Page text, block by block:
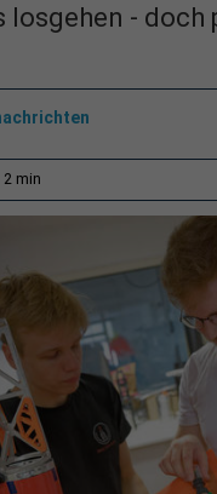
losgehen -
2 min